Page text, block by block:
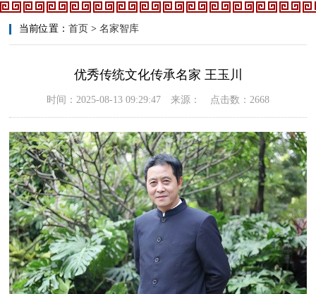
当前位置：首页 >名家智库
优秀传统文化传承名家 王玉川
时间：2025-08-13 09:29:47 来源： 点击数：2668